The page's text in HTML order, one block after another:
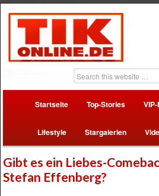
Startseite Top-Stories
Lifestyle Stargalerien
Gibt es ein Liebes-
Stefan Effenberg?